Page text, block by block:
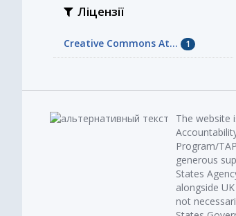
Ліцензії
Creative Commons At... 1
The website
Program/
generous
States
alongside
not